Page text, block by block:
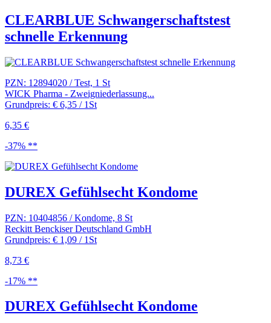
CLEARBLUE Schwangerschaftstest
schnelle Erkennung
PZN: 12894020 / Test, 1 St
WICK Pharma - Zweigniederlassung...
Grundpreis: € 6,35 / 1St
6,35 €
-37% **
DUREX Gefühlsecht Kondome
PZN: 10404856 / Kondome, 8 St
Reckitt Benckiser Deutschland GmbH
Grundpreis: € 1,09 / 1St
8,73 €
-17% **
DUREX Gefühlsecht Kondome